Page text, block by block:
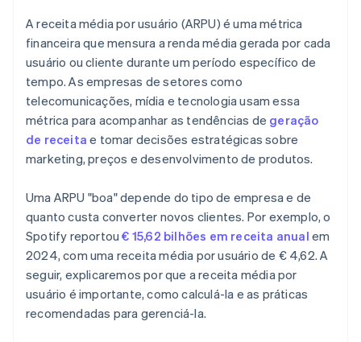
Análises avançadas
Insights acionáveis
Comunicação e relatórios
A receita média por usuário (ARPU) é uma métrica
financeira que mensura a renda média gerada por cada
usuário ou cliente durante um período específico de
tempo. As empresas de setores como
telecomunicações, mídia e tecnologia usam essa
métrica para acompanhar as tendências de geração
de receita e tomar decisões estratégicas sobre
marketing, preços e desenvolvimento de produtos.
Uma ARPU "boa" depende do tipo de empresa e de
quanto custa converter novos clientes. Por exemplo, o
Spotify reportou€ 15,62 bilhões em receita anual em
2024, com uma receita média por usuário de € 4,62. A
seguir, explicaremos por que a receita média por
usuário é importante, como calculá-la e as práticas
recomendadas para gerenciá-la.